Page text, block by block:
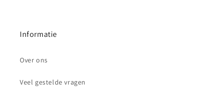
Informatie
Over ons
Veel gestelde vragen